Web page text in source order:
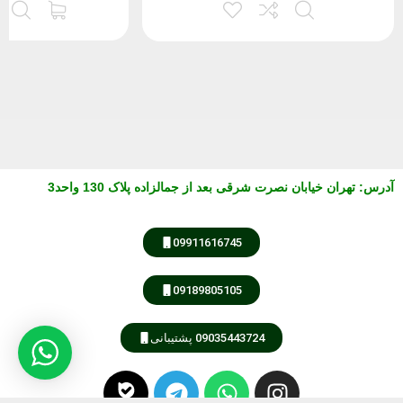
آدرس: تهران خیابان نصرت شرقی بعد از جمالزاده پلاک 130 واحد3
09911616745
09189805105
09035443724 پشتیبانی